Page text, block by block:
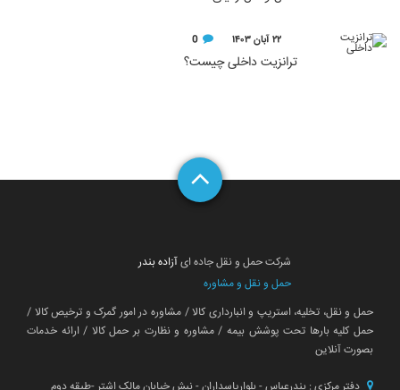
۲۲ آبان ۱۴۰۳ 0
ترانزیت داخلی چیست؟
شرکت حمل و نقل جاده ایآزاده بندر
حمل و نقل و مشاوره
حمل و نقل، تخلیه، استریپ و انبارداری کالا / مشاوره در امور گمرک و ترخیص کالا /
حمل کلیه بارها تحت پوشش بیمه / مشاوره و نظارت بر حمل کالا / ارائه خدمات
بصورت آنلاین